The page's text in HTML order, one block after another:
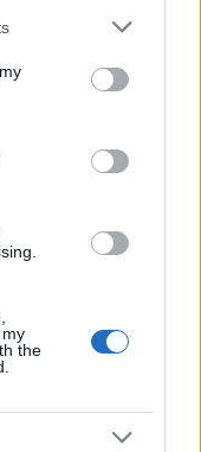
or more Google
You may click to
party tags to
in below Google
the